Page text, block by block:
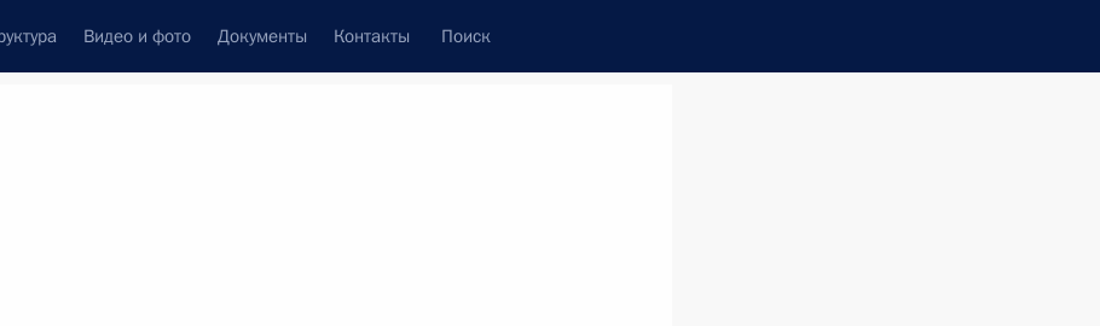
Видео и фото Документы Контакты Поиск